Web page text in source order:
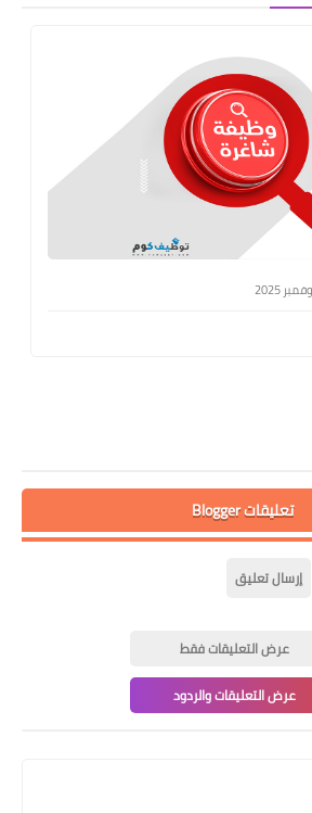
تعليقات Blogger
إرسال تعليق
عرض التعليقات فقط
عرض التعليقات والردود